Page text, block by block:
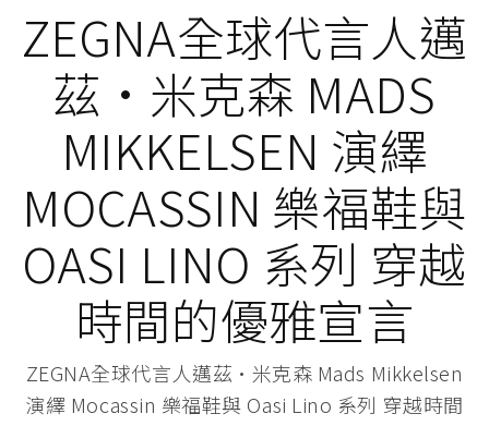
ZEGNA全球代言人邁
茲·米克森 MADS
MIKKELSEN 演繹
MOCASSIN 樂福鞋與
OASI LINO 系列 穿越
時間的優雅宣言
ZEGNA全球代言人邁茲·米克森 Mads Mikkelsen
演繹 Mocassin 樂福鞋與 Oasi Lino 系列 穿越時間